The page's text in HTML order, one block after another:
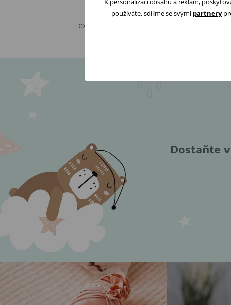
Je-li otevřeno
expedujeme ihned
Dostaňte
používáte, sdílíme se svými partnery